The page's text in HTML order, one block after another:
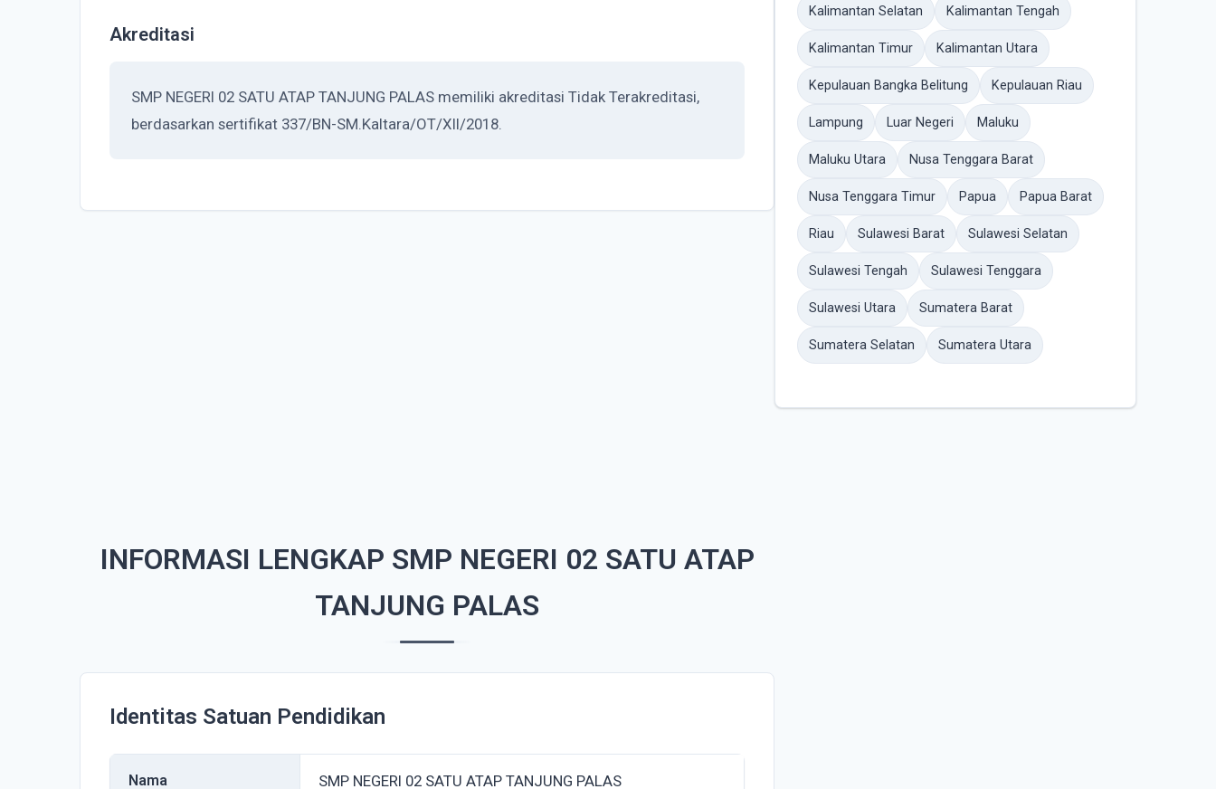
Akreditasi
SMP NEGERI 02 SATU ATAP TANJUNG PALAS memiliki akreditasi Tidak Terakreditasi,
berdasarkan sertifikat 337/BN-SM.Kaltara/OT/XII/2018.
INFORMASI LENGKAP SMP NEGERI 02 SATU ATAP
TANJUNG PALAS
Identitas Satuan Pendidikan
Nama SMP NEGERI 02 SATU ATAP TANJUNG PALAS
Kalimantan Selatan Kalimantan Tengah
Kalimantan Timur Kalimantan Utara
Kepulauan Bangka Belitung Kepulauan Riau
Lampung Luar Negeri Maluku
Maluku Utara Nusa Tenggara Barat
Nusa Tenggara Timur Papua Papua Barat
Riau Sulawesi Barat Sulawesi Selatan
Sulawesi Tengah Sulawesi Tenggara
Sulawesi Utara Sumatera Barat
Sumatera Selatan Sumatera Utara